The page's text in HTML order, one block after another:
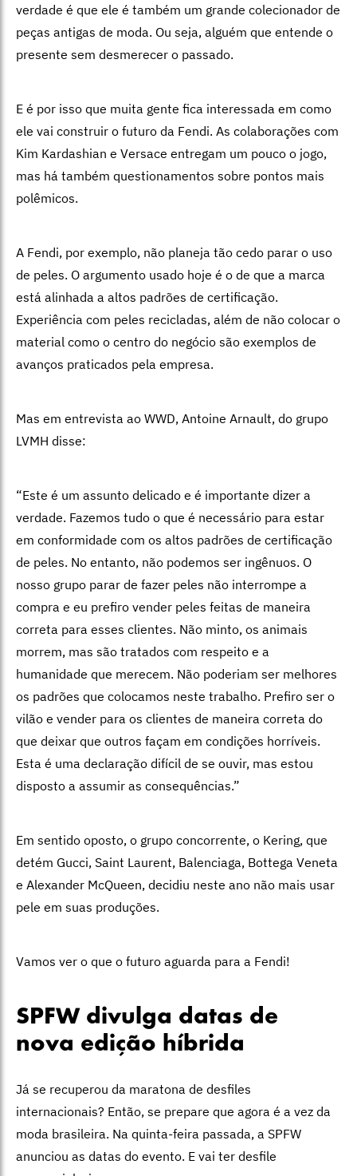
verdade é que ele é também um grande colecionador de
peças antigas de moda. Ou seja, alguém que entende o
presente sem desmerecer o passado.
E é por isso que muita gente fica interessada em como
ele vai construir o futuro da Fendi. As colaborações com
Kim Kardashian e Versace entregam um pouco o jogo,
mas há também questionamentos sobre pontos mais
polêmicos.
A Fendi, por exemplo, não planeja tão cedo parar o uso
de peles. O argumento usado hoje é o de que a marca
está alinhada a altos padrões de certificação.
Experiência com peles recicladas, além de não colocar o
material como o centro do negócio são exemplos de
avanços praticados pela empresa.
Mas em entrevista ao WWD, Antoine Arnault, do grupo
LVMH disse:
“Este é um assunto delicado e é importante dizer a
verdade. Fazemos tudo o que é necessário para estar
em conformidade com os altos padrões de certificação
de peles. No entanto, não podemos ser ingênuos. O
nosso grupo parar de fazer peles não interrompe a
compra e eu prefiro vender peles feitas de maneira
correta para esses clientes. Não minto, os animais
morrem, mas são tratados com respeito e a
humanidade que merecem. Não poderiam ser melhores
os padrões que colocamos neste trabalho. Prefiro ser o
vilão e vender para os clientes de maneira correta do
que deixar que outros façam em condições horríveis.
Esta é uma declaração difícil de se ouvir, mas estou
disposto a assumir as consequências.”
Em sentido oposto, o grupo concorrente, o Kering, que
detém Gucci, Saint Laurent, Balenciaga, Bottega Veneta
e Alexander McQueen, decidiu neste ano não mais usar
pele em suas produções.
Vamos ver o que o futuro aguarda para a Fendi!
SPFW divulga datas de
nova edição híbrida
Já se recuperou da maratona de desfiles
internacionais? Então, se prepare que agora é a vez da
moda brasileira. Na quinta-feira passada, a SPFW
anunciou as datas do evento. E vai ter desfile